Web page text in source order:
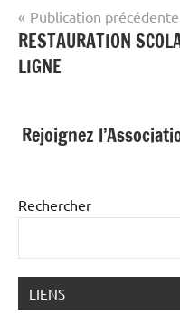
Navigation
de
l’article
Publication précédente
RESTAURATION
LIGNE
Rejoignez
Rechercher
LIENS